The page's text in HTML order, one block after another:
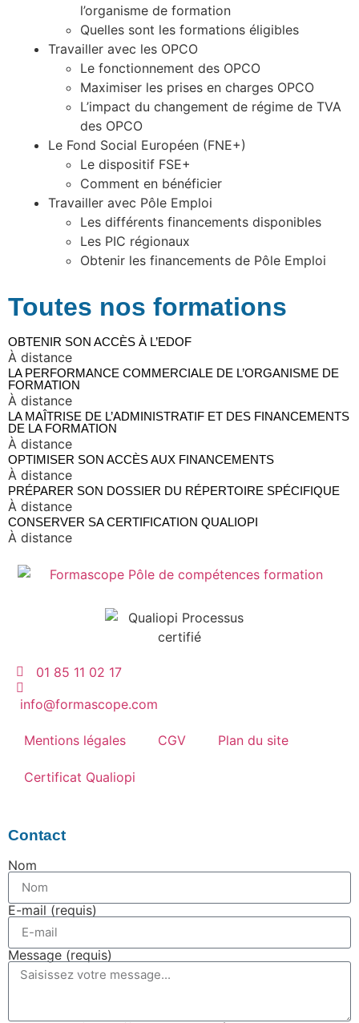
l’organisme de formation
Quelles sont les formations éligibles
Travailler avec les OPCO
Le fonctionnement des OPCO
Maximiser les prises en charges OPCO
L’impact du changement de régime de TVA
des OPCO
Le Fond Social Européen (FNE+)
Le dispositif FSE+
Comment en bénéficier
Travailler avec Pôle Emploi
Les différents financements disponibles
Les PIC régionaux
Obtenir les financements de Pôle Emploi
Toutes nos formations
OBTENIR SON ACCÈS À L’EDOF
À distance
LA PERFORMANCE COMMERCIALE DE L’ORGANISME DE
FORMATION
À distance
LA MAÎTRISE DE L’ADMINISTRATIF ET DES FINANCEMENTS
DE LA FORMATION
À distance
OPTIMISER SON ACCÈS AUX FINANCEMENTS
À distance
PRÉPARER SON DOSSIER DU RÉPERTOIRE SPÉCIFIQUE
À distance
CONSERVER SA CERTIFICATION QUALIOPI
À distance
01 85 11 02 17
info@formascope.com
Mentions légales CGV Plan du site
Certificat Qualiopi
Contact
Nom
E-mail (requis)
Message (requis)